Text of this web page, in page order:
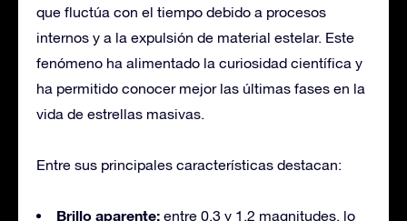
que fluctúa con el tiempo debido a procesos
internos y a la expulsión de material estelar. Este
fenómeno ha alimentado la curiosidad científica y
ha permitido conocer mejor las últimas fases en la
vida de estrellas masivas.
Entre sus principales características destacan:
Brillo aparente: entre 0,3 y 1,2 magnitudes, lo